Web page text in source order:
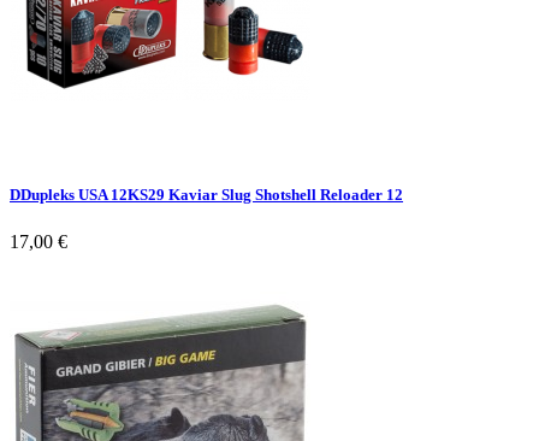
DDupleks USA 12KS29 Kaviar Slug Shotshell Reloader 12
17,00 €